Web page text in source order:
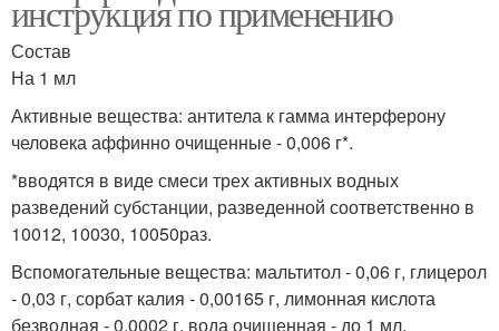
инструкция по применению
Состав
На 1 мл
Активные вещества: антитела к гамма интерферону
человека аффинно очищенные - 0,006 г*.
*вводятся в виде смеси трех активных водных
разведений субстанции, разведенной соответственно в
10012, 10030, 10050раз.
Вспомогательные вещества: мальтитол - 0,06 г, глицерол
- 0,03 г, сорбат калия - 0,00165 г, лимонная кислота
безводная - 0,0002 г, вода очищенная - до 1 мл.